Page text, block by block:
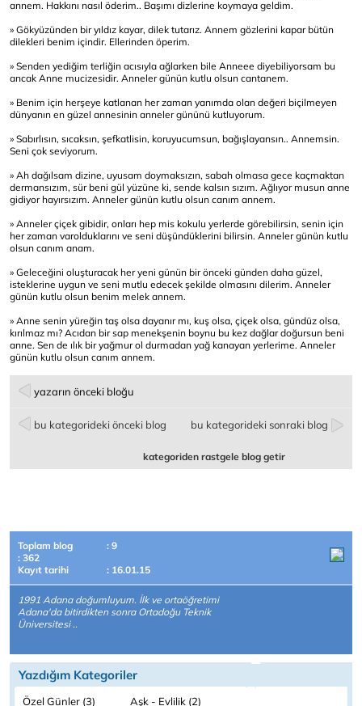
annem. Hakkını nasıl öderim.. Başımı dizlerine koymaya geldim.
» Gökyüzünden bir yıldız kayar, dilek tutarız. Annem gözlerini kapar bütün
dilekleri benim içindir. Ellerinden öperim.
» Senden yediğim terliğin acısıyla ağlarken bile Anneee diyebiliyorsam bu
ancak Anne mucizesidir. Anneler günün kutlu olsun cantanem.
» Benim için herşeye katlanan her zaman yanımda olan değeri biçilmeyen
dünyanın en güzel annesinin anneler gününü kutluyorum.
» Sabırlısın, sıcaksın, şefkatlisin, koruyucumsun, bağışlayansın.. Annemsin.
Seni çok seviyorum.
» Ah dağılsam dizine, uyusam doymaksızın, sabah olmasa gece kaçmaktan
dermansızım, sür beni gül yüzüne ki, sende kalsın sızım. Ağlıyor musun anne
gidiyor hayırsızım. Anneler günün kutlu olsun canım annem.
» Anneler çiçek gibidir, onları hep mis kokulu yerlerde görebilirsin, senin için
her zaman varolduklarını ve seni düşündüklerini bilirsin. Anneler günün kutlu
olsun canım anam.
» Geleceğini oluşturacak her yeni günün bir önceki günden daha güzel,
isteklerine uygun ve seni mutlu edecek şekilde olmasını dilerim. Anneler
günün kutlu olsun benim melek annem.
» Anne senin yüreğin taş olsa dayanır mı, kuş olsa, çiçek olsa, gündüz olsa,
kırılmaz mı? Acıdan bir sap menekşenin boynu bu kez dağlar doğursun beni
anne. Sen de ılık bir yağmur ol durmadan yağ kanayan yerlerime. Anneler
günün kutlu olsun canım annem.
yazarın önceki bloğu
bu kategorideki önceki blog bu kategorideki sonraki blog
kategoriden rastgele blog getir
Toplam blog
: 9
: 362
Kayıt tarihi
: 16.01.15
1991 Adana doğumluyum. İlk ve ortaöğretimi
Adana'da bitirdikten sonra Ortadoğu Teknik
Üniversitesi ..
Yazdığım Kategoriler
Özel Günler (3) Aşk - Evlilik (2)